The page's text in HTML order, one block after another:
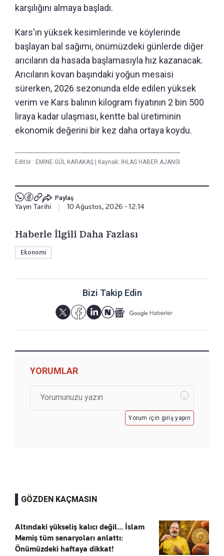
karşılığını almaya başladı.
Kars'ın yüksek kesimlerinde ve köylerinde
başlayan bal sağımı, önümüzdeki günlerde diğer
arıcıların da hasada başlamasıyla hız kazanacak.
Arıcıların kovan başındaki yoğun mesaisi
sürerken, 2026 sezonunda elde edilen yüksek
verim ve Kars balının kilogram fiyatının 2 bin 500
liraya kadar ulaşması, kentte bal üretiminin
ekonomik değerini bir kez daha ortaya koydu.
Editör : EMİNE GÜL KARAKAŞ Kaynak: İHLAS HABER AJANSI
Paylaş
Yayın Tarihi 10 Ağustos, 2026 - 12:14
Haberle İlgili Daha Fazlası
Ekonomi
Bizi Takip Edin
YORUMLAR
Yorum için giriş yapın
GÖZDEN KAÇMASIN
Altındaki yükseliş kalıcı değil... İslam
Memiş tüm senaryoları anlattı:
Önümüzdeki haftaya dikkat!